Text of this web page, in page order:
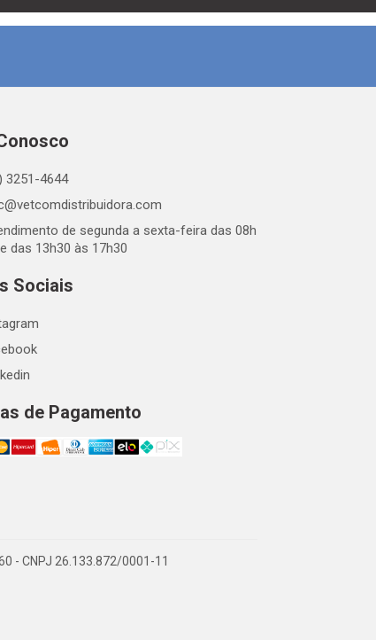
3251-4644
de segunda a sexta-feira das 08h
das 13h30 às 17h30
Sociais
de Pagamento
- CNPJ 26.133.872/0001-11